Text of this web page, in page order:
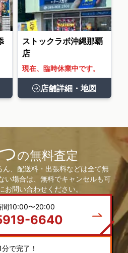
ストックラボ沖縄那覇
店
現在、臨時休業中です。
店舗詳細・地図
の無料査定
、配送料・出張料などは全て無
い場合は、無料でキャンセルも可
問い合わせください。
間10:00〜20:00
6640
分で完了！